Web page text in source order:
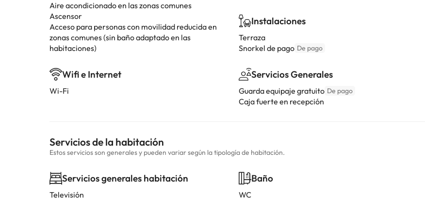
Aire acondicionado en las zonas comunes
Ascensor
Acceso para personas con movilidad reducida en
zonas comunes (sin baño adaptado en las
habitaciones)
Wifi e Internet
Wi-Fi
Instalaciones
Terraza
Snorkel de pago De pago
Servicios Generales
Guarda equipaje gratuito De pago
Caja fuerte en recepción
Servicios de la habitación
Estos servicios son generales y pueden variar según la tipología de habitación.
Servicios generales habitación
Televisión
Baño
WC